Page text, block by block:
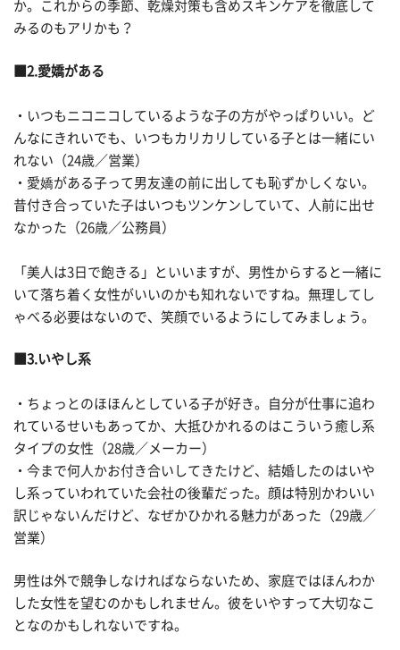
か。これからの季節、乾燥対策も含めスキンケアを徹底して
みるのもアリかも？
■2.愛嬌がある
・いつもニコニコしているような子の方がやっぱりいい。ど
んなにきれいでも、いつもカリカリしている子とは一緒にい
れない（24歳／営業）
・愛嬌がある子って男友達の前に出しても恥ずかしくない。
昔付き合っていた子はいつもツンケンしていて、人前に出せ
なかった（26歳／公務員）
「美人は3日で飽きる」といいますが、男性からすると一緒に
いて落ち着く女性がいいのかも知れないですね。無理してし
ゃべる必要はないので、笑顔でいるようにしてみましょう。
■3.いやし系
・ちょっとのほほんとしている子が好き。自分が仕事に追わ
れているせいもあってか、大抵ひかれるのはこういう癒し系
タイプの女性（28歳／メーカー）
・今まで何人かお付き合いしてきたけど、結婚したのはいや
し系っていわれていた会社の後輩だった。顔は特別かわいい
訳じゃないんだけど、なぜかひかれる魅力があった（29歳／
営業）
男性は外で競争しなければならないため、家庭ではほんわか
した女性を望むのかもしれません。彼をいやすって大切なこ
となのかもしれないですね。